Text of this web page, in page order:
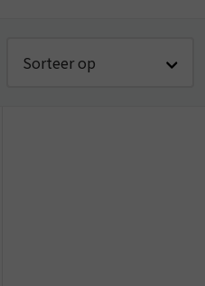
Sorteer op